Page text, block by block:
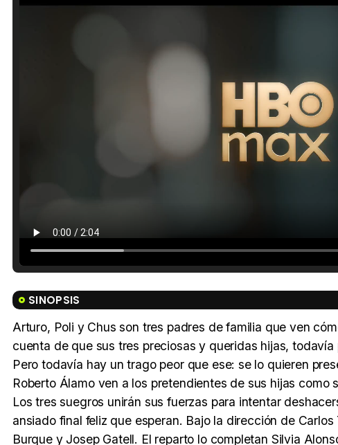
SINOPSIS
Arturo, Poli y Chus son tres padres de familia que ven
cuenta de que sus tres preciosas y queridas hijas,
Pero todavía hay un trago peor que ese: se lo quieren
Roberto Álamo ven a los pretendientes de sus hijas
Los tres suegros unirán sus fuerzas para intentar
ansiado final feliz que esperan. Bajo la dirección de
Burque y Josep Gatell. El reparto lo completan Silvia